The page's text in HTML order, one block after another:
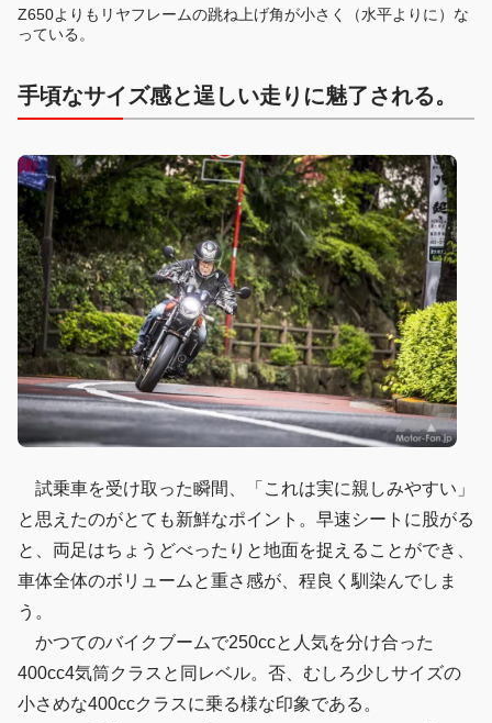
Z650よりもリヤフレームの跳ね上げ角が小さく（水平よりに）な
っている。
手頃なサイズ感と逞しい走りに魅了される。
試乗車を受け取った瞬間、「これは実に親しみやすい」
と思えたのがとても新鮮なポイント。早速シートに股がる
と、両足はちょうどべったりと地面を捉えることができ、
車体全体のボリュームと重さ感が、程良く馴染んでしま
う。
かつてのバイクブームで250ccと人気を分け合った
400cc4気筒クラスと同レベル。否、むしろ少しサイズの
小さめな400ccクラスに乗る様な印象である。